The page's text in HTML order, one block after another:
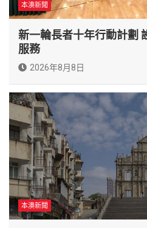
本澳新聞
新一輪長者十年行動計劃
服務
2026年8月8日
本澳新聞